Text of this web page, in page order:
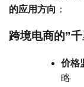
的应用方向 ：
跨境电商的”
价格
略